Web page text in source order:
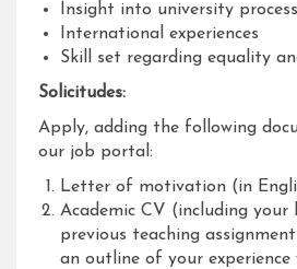
Insight into university
International experiences
Skill set regarding equality
Solicitudes:
Apply, adding the following
our job portal:
Letter of motivation (in
Academic CV (including
previous teaching
an outline of your